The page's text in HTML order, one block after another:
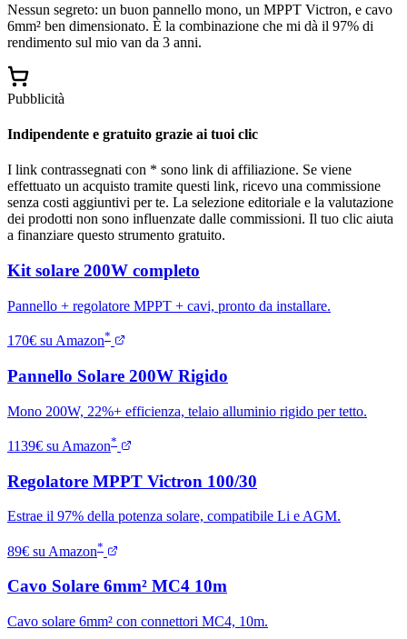
Nessun segreto: un buon pannello mono, un MPPT Victron, e cavo
6mm² ben dimensionato. È la combinazione che mi dà il 97% di
rendimento sul mio van da 3 anni.
Pubblicità
Indipendente e gratuito grazie ai tuoi clic
I link contrassegnati con * sono link di affiliazione. Se viene
effettuato un acquisto tramite questi link, ricevo una commissione
senza costi aggiuntivi per te. La selezione editoriale e la valutazione
dei prodotti non sono influenzate dalle commissioni. Il tuo clic aiuta
a finanziare questo strumento gratuito.
Kit solare 200W completo
Pannello + regolatore MPPT + cavi, pronto da installare.
170€ su Amazon*
Pannello Solare 200W Rigido
Mono 200W, 22%+ efficienza, telaio alluminio rigido per tetto.
1139€ su Amazon*
Regolatore MPPT Victron 100/30
Estrae il 97% della potenza solare, compatibile Li e AGM.
89€ su Amazon*
Cavo Solare 6mm² MC4 10m
Cavo solare 6mm² con connettori MC4, 10m.